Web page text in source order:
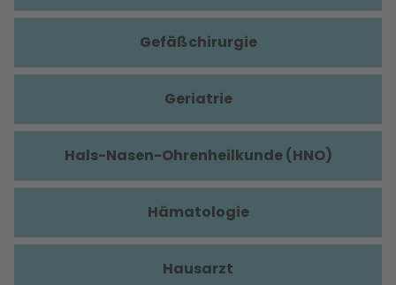
Gefäßchirurgie
Geriatrie
Hals-Nasen-Ohrenheilkunde (HNO)
Hämatologie
Hausarzt